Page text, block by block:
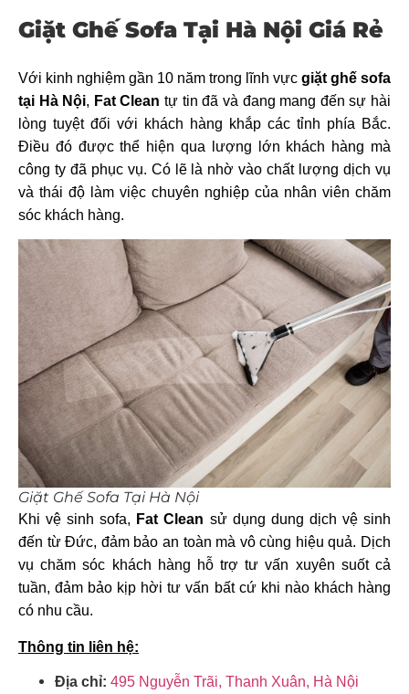
Giặt Ghế Sofa Tại Hà Nội Giá Rẻ
Với kinh nghiệm gần 10 năm trong lĩnh vực giặt ghế sofa
tại Hà Nội, Fat Clean tự tin đã và đang mang đến sự hài
lòng tuyệt đối với khách hàng khắp các tỉnh phía Bắc.
Điều đó được thể hiện qua lượng lớn khách hàng mà
công ty đã phục vụ. Có lẽ là nhờ vào chất lượng dịch vụ
và thái độ làm việc chuyên nghiệp của nhân viên chăm
sóc khách hàng.
Giặt Ghế Sofa Tại Hà Nội
Khi vệ sinh sofa, Fat Clean sử dụng dung dịch vệ sinh
đến từ Đức, đảm bảo an toàn mà vô cùng hiệu quả. Dịch
vụ chăm sóc khách hàng hỗ trợ tư vấn xuyên suốt cả
tuần, đảm bảo kịp hời tư vấn bất cứ khi nào khách hàng
có nhu cầu.
Thông tin liên hệ:
Địa chỉ: 495 Nguyễn Trãi, Thanh Xuân, Hà Nội